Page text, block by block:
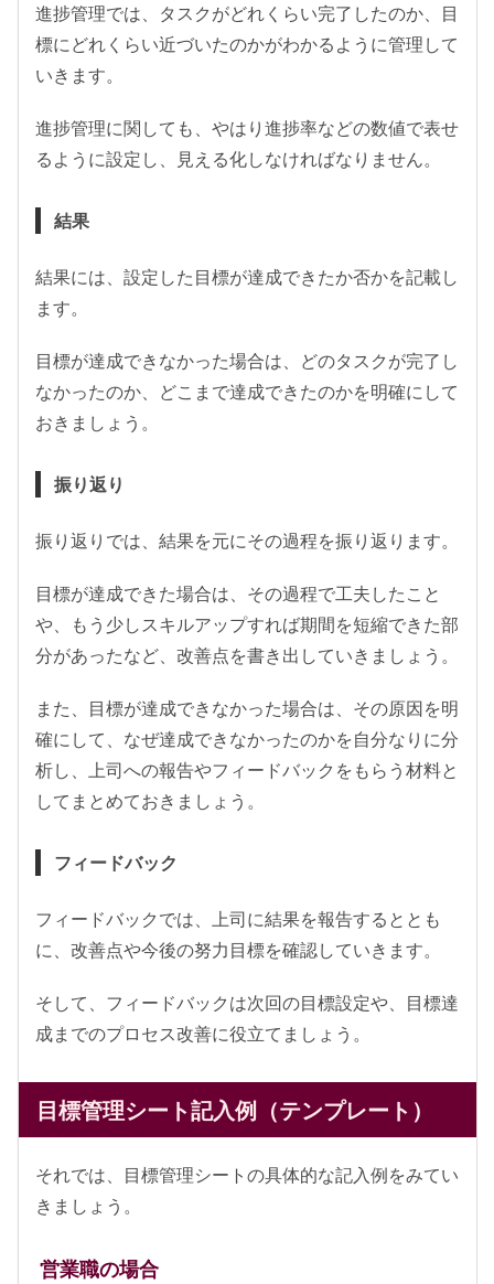
進捗管理では、タスクがどれくらい完了したのか、目
標にどれくらい近づいたのかがわかるように管理して
いきます。
進捗管理に関しても、やはり進捗率などの数値で表せ
るように設定し、見える化しなければなりません。
結果
結果には、設定した目標が達成できたか否かを記載し
ます。
目標が達成できなかった場合は、どのタスクが完了し
なかったのか、どこまで達成できたのかを明確にして
おきましょう。
振り返り
振り返りでは、結果を元にその過程を振り返ります。
目標が達成できた場合は、その過程で工夫したこと
や、もう少しスキルアップすれば期間を短縮できた部
分があったなど、改善点を書き出していきましょう。
また、目標が達成できなかった場合は、その原因を明
確にして、なぜ達成できなかったのかを自分なりに分
析し、上司への報告やフィードバックをもらう材料と
してまとめておきましょう。
フィードバック
フィードバックでは、上司に結果を報告するととも
に、改善点や今後の努力目標を確認していきます。
そして、フィードバックは次回の目標設定や、目標達
成までのプロセス改善に役立てましょう。
目標管理シート記入例（テンプレート）
それでは、目標管理シートの具体的な記入例をみてい
きましょう。
営業職の場合